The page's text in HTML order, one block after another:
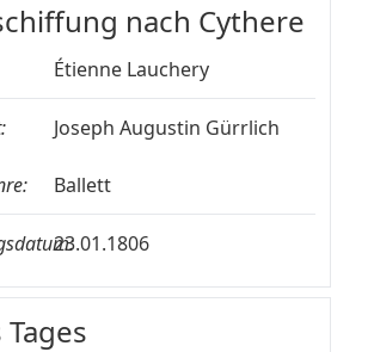
nach Cythere
Étienne Lauchery
Joseph Augustin Gürrlich
Ballett
23.01.1806